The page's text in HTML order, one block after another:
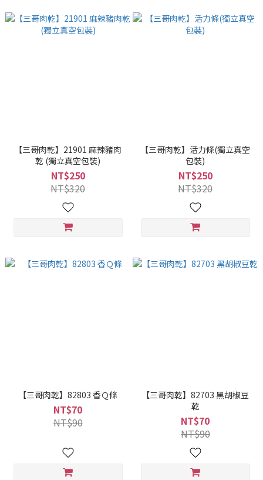
【三哥肉乾】21901 麻辣豬肉
乾 (獨立真空包裝)
NT$250
NT$320
【三哥肉乾】活力條(獨立真空
包裝)
NT$250
NT$320
【三哥肉乾】82803 香Ｑ條
NT$70
NT$90
【三哥肉乾】82703 黑胡椒豆
乾
NT$70
NT$90